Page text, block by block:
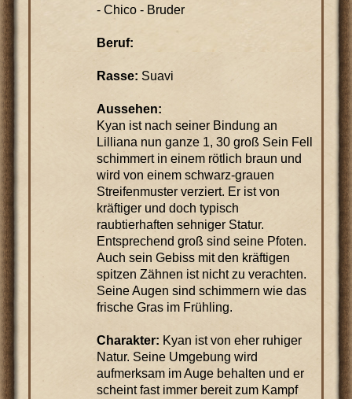
- Chico - Bruder
Beruf:
Rasse: Suavi
Aussehen:
Kyan ist nach seiner Bindung an
Lilliana nun ganze 1, 30 groß Sein Fell
schimmert in einem rötlich braun und
wird von einem schwarz-grauen
Streifenmuster verziert. Er ist von
kräftiger und doch typisch
raubtierhaften sehniger Statur.
Entsprechend groß sind seine Pfoten.
Auch sein Gebiss mit den kräftigen
spitzen Zähnen ist nicht zu verachten.
Seine Augen sind schimmern wie das
frische Gras im Frühling.
Charakter: Kyan ist von eher ruhiger
Natur. Seine Umgebung wird
aufmerksam im Auge behalten und er
scheint fast immer bereit zum Kampf